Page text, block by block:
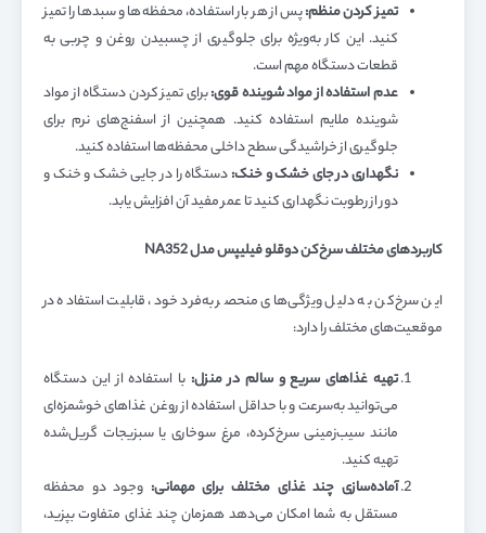
تمیز کردن منظم:پس از هر بار استفاده، محفظه‌ها و سبدها را تمیز
کنید. این کار به‌ویژه برای جلوگیری از چسبیدن روغن و چربی به
قطعات دستگاه مهم است.
عدم استفاده از مواد شوینده قوی:برای تمیز کردن دستگاه از مواد
شوینده ملایم استفاده کنید. همچنین از اسفنج‌های نرم برای
جلوگیری از خراشیدگی سطح داخلی محفظه‌ها استفاده کنید.
نگهداری در جای خشک و خنک: دستگاه را در جایی خشک و خنک و
دور از رطوبت نگهداری کنید تا عمر مفید آن افزایش یابد.
کاربردهای مختلف سرخ‌کن دوقلو فیلیپس مدل
این سرخ‌کن به دلیل ویژگی‌های منحصر به‌فرد خود، قابلیت استفاده در
موقعیت‌های مختلف را دارد:
تهیه غذاهای سریع و سالم در منزل: با استفاده از این دستگاه
می‌توانید به‌سرعت و با حداقل استفاده از روغن غذاهای خوشمزه‌ای
مانند سیب‌زمینی سرخ‌کرده، مرغ سوخاری یا سبزیجات گریل‌شده
تهیه کنید.
آماده‌سازی چند غذای مختلف برای مهمانی: وجود دو محفظه
مستقل به شما امکان می‌دهد همزمان چند غذای متفاوت بپزید،